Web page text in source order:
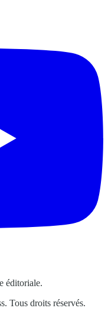
éditoriale.
Tous droits réservés.